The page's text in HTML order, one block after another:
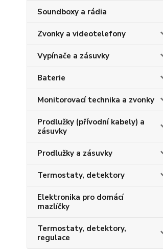
Soundboxy a rádia
Zvonky a videotelefony
Vypínače a zásuvky
Baterie
Monitorovací technika a zvonky
Prodlužky (přívodní kabely) a
zásuvky
Prodlužky a zásuvky
Termostaty, detektory
Elektronika pro domácí
mazlíčky
Termostaty, detektory,
regulace